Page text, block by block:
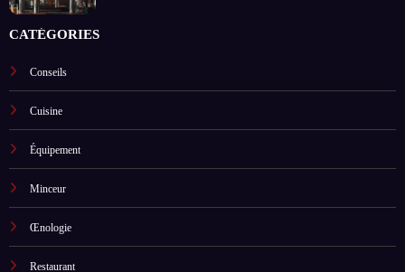
CATÉGORIES
Conseils
Cuisine
Équipement
Minceur
Œnologie
Restaurant